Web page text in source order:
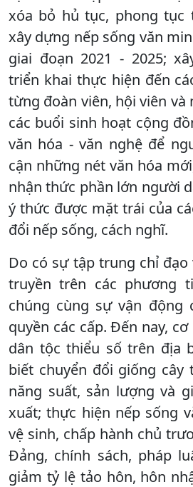
xóa bỏ hủ tục, phong tục
xây dựng nếp sống văn
giai đoạn 2021 - 2025;
triển khai thực hiện đến
từng đoàn viên, hội viên và
các buổi sinh hoạt cộng
văn hóa - văn nghệ để
cận những nét văn hóa
nhận thức phần lớn người
ý thức được mặt trái của
đổi nếp sống, cách nghĩ.
Do có sự tập trung chỉ
truyền trên các phương
chúng cùng sự vận động
quyền các cấp. Đến nay,
dân tộc thiểu số trên địa
biết chuyển đổi giống cây
năng suất, sản lượng và
xuất; thực hiện nếp sống
vệ sinh, chấp hành chủ
Đảng, chính sách, pháp
giảm tỷ lệ tảo hôn, hôn